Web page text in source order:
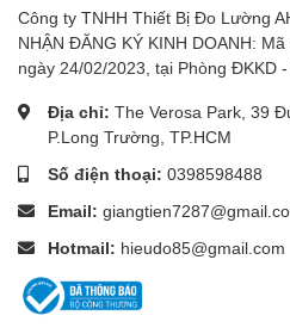
Công ty TNHH Thiết Bị Đo Lường
NHẬN ĐĂNG KÝ KINH DOANH:
ngày 24/02/2023, tại Phòng ĐKKD
Địa chỉ: The Verosa Park, 39
P.Long Trường, TP.HCM
Số điện thoại: 0398598488
Email:
Hotmail: hieudo85@gmail.com